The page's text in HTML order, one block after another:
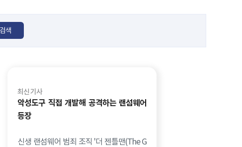
최신 기사
악성도구 직접 개발해 공격하는 랜섬웨어
등장
신생 랜섬웨어 범죄 조직 '더 젠틀맨(The G